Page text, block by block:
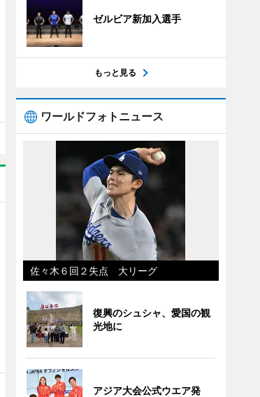
ゼルビア新加入選手
もっと見る
ワールドフォトニュース
佐々木６回２失点 大リーグ
復興のシュシャ、愛国の観
光地に
アジア大会公式ウエア発